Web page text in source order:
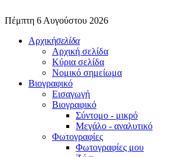
Πέμπτη 6 Αυγούστου 2026
Αρχικήσελίδα
Αρχική σελίδα
Κύρια σελίδα
Νομικό σημείωμα
Βιογραφικό
Εισαγωγή
Βιογραφικό
Σύντομο - μικρό
Μεγάλο - αναλυτικό
Φωτογραφίες
Φωτογραφίες μου